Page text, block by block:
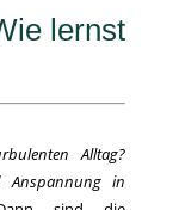
lernst
Alltag?
in